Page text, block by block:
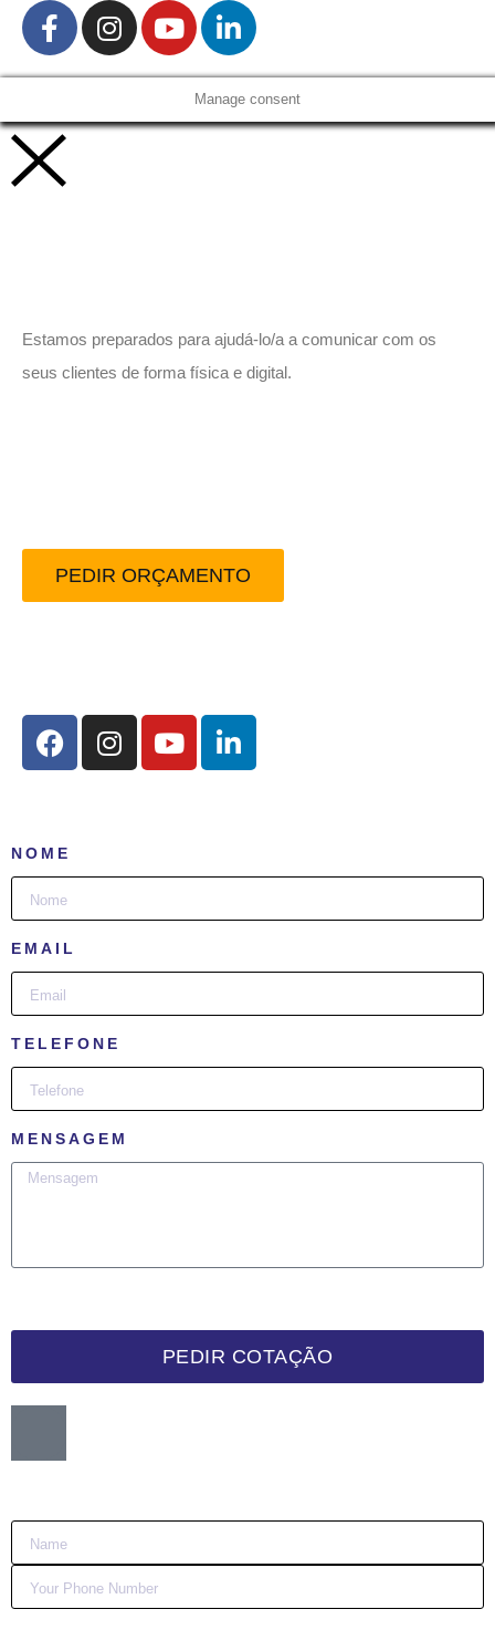
Manage consent
Estamos preparados para ajudá-lo/a a comunicar com os
seus clientes de forma física e digital.
PEDIR ORÇAMENTO
NOME
EMAIL
TELEFONE
MENSAGEM
PEDIR COTAÇÃO